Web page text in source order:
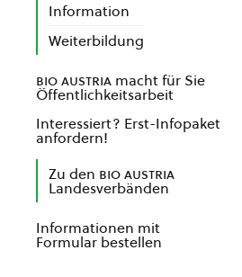
Information
Weiterbildung
bio austria macht für Sie
Öffentlichkeitsarbeit
Interessiert? Erst-Infopaket
anfordern!
Zu den bio austria
Landesverbänden
Informationen mit
Formular bestellen